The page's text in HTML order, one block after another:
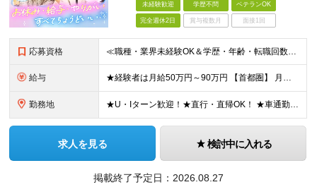
未経験歓迎 学歴不問 ベテランOK
完全週休2日 賞与複数月 面接1回
応募資格 ≪職種・業界未経験OK＆学歴・年齢・転職回数不問≫ ◆第二新卒歓迎 ◆社会人経験不問 ◆資格不問 ※新卒の方もご応募可能！ （待遇・募集要項等は別途ご案内いたします） ※入社時期は柔軟に対応します！半
給与 ★経験者は月給50万円～90万円 【首都圏】 月給30万1230円〜 ⇒基本22万7000円+地域6万4230円+皆勤1万円 【群馬/栃木/茨城】 月給28万1090円〜 ⇒基本23万4000円+
勤務地 ★U・Iターン歓迎！★直行・直帰OK！ ★車通勤可能のエリアもあり！★出張なしの働き方も可能 全国47都道府県の各プロジェクト（転勤なし！勤務地に対する希望も実現可能！） 「自宅から1時間以内で通え
求人を見る 検討中に入れる
掲載終了予定日： 2026.08.27